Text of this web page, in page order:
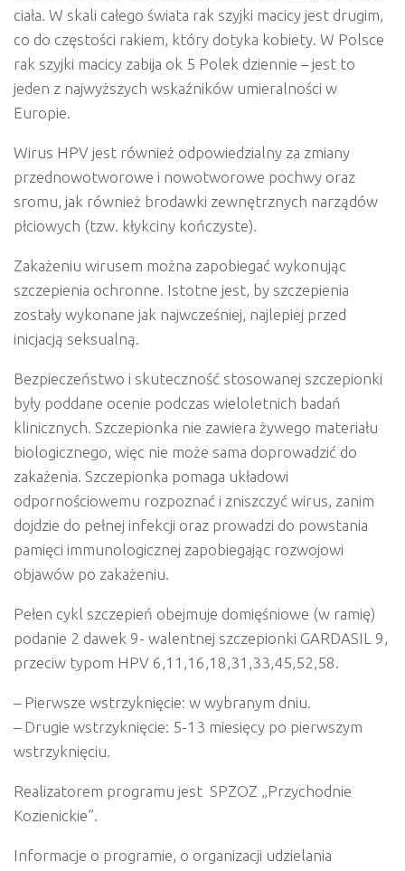
ciała. W skali całego świata rak szyjki macicy jest drugim,
co do częstości rakiem, który dotyka kobiety. W Polsce
rak szyjki macicy zabija ok 5 Polek dziennie –jest to
jeden z najwyższych wskaźników umieralności w
Europie.
Wirus HPV jest również odpowiedzialny za zmiany
przednowotworowe i nowotworowe pochwy oraz
sromu, jak również brodawki zewnętrznych narządów
płciowych (tzw. kłykciny kończyste).
Zakażeniu wirusem można zapobiegać wykonując
szczepienia ochronne. Istotne jest, by szczepienia
zostały wykonane jak najwcześniej, najlepiej przed
inicjacją seksualną.
Bezpieczeństwo i skuteczność stosowanej szczepionki
były poddane ocenie podczas wieloletnich badań
klinicznych. Szczepionka nie zawiera żywego materiału
biologicznego, więc nie może sama doprowadzić do
zakażenia. Szczepionka pomaga układowi
odpornościowemu rozpoznać i zniszczyć wirus, zanim
dojdzie do pełnej infekcji oraz prowadzi do powstania
pamięci immunologicznej zapobiegając rozwojowi
objawów po zakażeniu.
Pełen cykl szczepień obejmuje domięśniowe (w ramię)
podanie 2 dawek 9- walentnej szczepionki GARDASIL 9,
przeciw typom HPV 6,11,16,18,31,33,45,52,58.
– Pierwsze wstrzyknięcie: w wybranym dniu.
– Drugie wstrzyknięcie: 5-13 miesięcy po pierwszym
wstrzyknięciu.
Realizatorem programu jest SPZOZ „Przychodnie
Kozienickie”.
Informacje o programie, o organizacji udzielania